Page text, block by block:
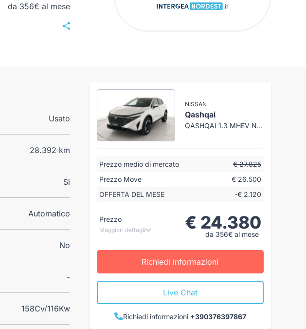
da 356€ al mese
Usato
28.392 km
Si
Automatico
No
-
158Cv/116Kw
NISSAN
Qashqai
QASHQAI 1.3 MHEV N-CONNECTA 2WD 158CV XTRONIC
Prezzo medio di mercato
€ 27.825
Prezzo Move
€ 26.500
OFFERTA DEL MESE
-€ 2.120
Prezzo
Maggiori dettagli € 24.380
da 356€ al mese
Richiedi informazioni
Live Chat
Richiedi informazioni +390376397867